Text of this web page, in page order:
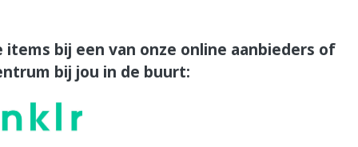
items bij een van onze online aanbieders of
bij jou in de buurt: